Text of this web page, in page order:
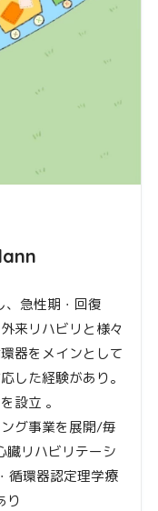
急性期・回復
来リハビリと様々
器をメインとして
した経験があり。
設立 。
グ事業を展開/毎
臓リハビリテーシ
循環器認定理学療
り